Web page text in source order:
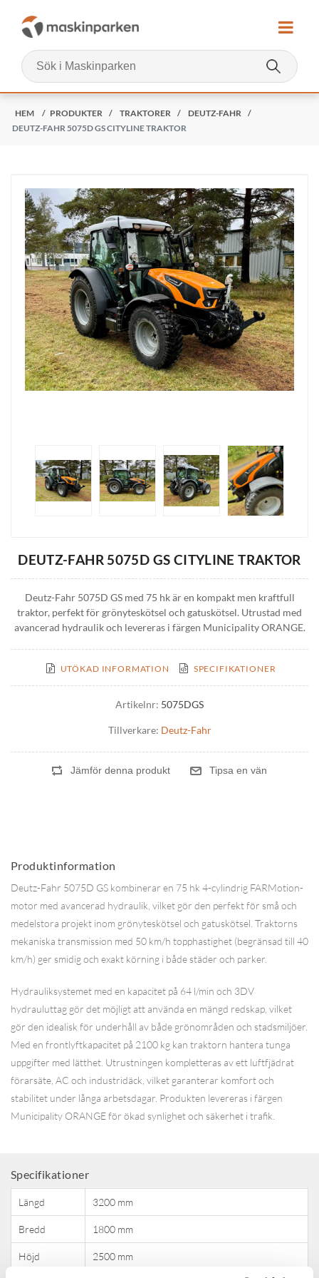
HEM / PRODUKTER / TRAKTORER / DEUTZ-FAHR
/
DEUTZ-FAHR 5075D GS CITYLINE TRAKTOR
DEUTZ-FAHR 5075D GS CITYLINE TRAKTOR
Deutz-Fahr 5075D GS med 75 hk är en kompakt men kraftfull
traktor, perfekt för grönyteskötsel och gatuskötsel. Utrustad med
avancerad hydraulik och levereras i färgen Municipality ORANGE.
UTÖKAD INFORMATION SPECIFIKATIONER
Artikelnr: 5075DGS
Tillverkare: Deutz-Fahr
Produktinformation
Deutz-Fahr 5075D GS kombinerar en 75 hk 4-cylindrig FARMotion-
motor med avancerad hydraulik, vilket gör den perfekt för små och
medelstora projekt inom grönyteskötsel och gatuskötsel. Traktorns
mekaniska transmission med 50 km/h topphastighet (begränsad till 40
km/h) ger smidig och exakt körning i både städer och parker.
Hydrauliksystemet med en kapacitet på 64 l/min och 3DV
hydrauluttag gör det möjligt att använda en mängd redskap, vilket
gör den idealisk för underhåll av både grönområden och stadsmiljöer.
Med en frontlyftkapacitet på 2100 kg kan traktorn hantera tunga
uppgifter med lätthet. Utrustningen kompletteras av ett luftfjädrat
förarsäte, AC och industridäck, vilket garanterar komfort och
stabilitet under långa arbetsdagar. Produkten levereras i färgen
Municipality ORANGE för ökad synlighet och säkerhet i trafik.
Specifikationer
Längd 3200 mm
Bredd 1800 mm
Höjd 2500 mm